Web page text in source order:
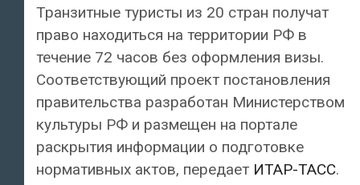
Транзитные туристы из 20 стран получат
право находиться на территории РФ в
течение 72 часов без оформления визы.
Соответствующий проект постановления
правительства разработан Министерством
культуры РФ и размещен на портале
раскрытия информации о подготовке
нормативных актов, передает ИТАР-ТАСС.